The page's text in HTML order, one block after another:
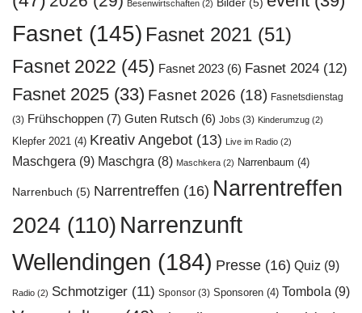
Besenwirtschaften (2) Bilder (5)
Fasnet (145) Fasnet 2021 (51)
Fasnet 2022 (45) Fasnet 2023 (6) Fasnet 2024 (12)
Fasnet 2025 (33) Fasnet 2026 (18) Fasnetsdienstag
(3) Frühschoppen (7) Guten Rutsch (6) Jobs (3) Kinderumzug (2)
Klepfer 2021 (4) Kreativ Angebot (13) Live im Radio (2)
Maschgera (9) Maschgra (8) Maschkera (2) Narrenbaum (4)
Narrenbuch (5) Narrentreffen (16) Narrentreffen
2024 (110) Narrenzunft
Wellendingen (184) Presse (16) Quiz (9)
Radio (2) Schmotziger (11) Sponsor (3) Sponsoren (4) Tombola (9)